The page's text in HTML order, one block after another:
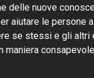
delle nuove
aiutare le persone
se stessi e gli altri
maniera